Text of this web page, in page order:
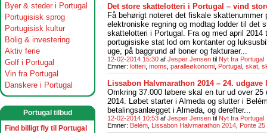
Byer & steder i Portugal
Portugisisk sprog
Portugisisk kultur
Bolig & investering
Aktiv ferie
Golf i Portugal
Vin fra Portugal
Danskere i Portugal
Portugal tilbud
Find billigt fly til Portugal
Det store skattelotteri i Portugal – vind
Få behørigt noteret det fiskale skattenummer
elektroniske regning og modtag lodder til det
skattelotteri i Portugal. Fra og med april
portugisiske stat lod om kontanter og
uge, på baggrund af boner og fakturaer...
12-02-2014 15:30 af Jesper Jensen til Nyt fra Portugal
Emner: lotteri moms paralleøkonomi Portugal skat
Lissabon Halvmarathon 2014 – 24. udgave
Omkring 37.000 løbere skal en tur ud over
2014. Løbet starter i Almeda og slutter i
betalingsanlægget i Almeda, og derefter...
12-02-2014 10:53 af Jesper Jensen til Nyt fra Portugal
Emner: Belém Lissabon Halvmarathon 2014 Ponte 25